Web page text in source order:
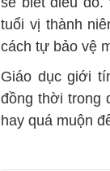
tuổi vị thành
cách tự bảo vệ
Giáo dục giới
đồng thời trong
hay quá muộn